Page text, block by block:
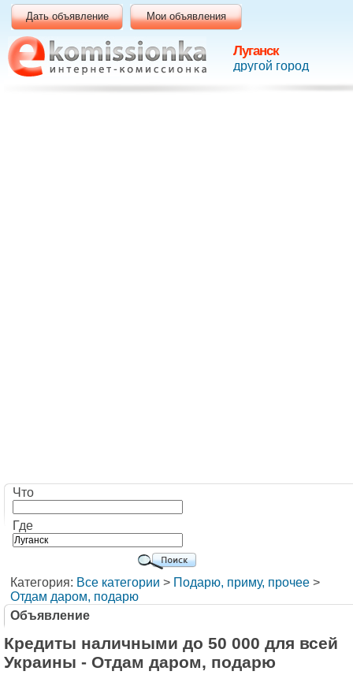
Луганск
другой город
Дать объявление Мои объявления
Что
Где
Категория: Все категории > Подарю, приму, прочее >
Отдам даром, подарю
Объявление
Кредиты наличными до 50 000 для всей
Украины - Отдам даром, подарю